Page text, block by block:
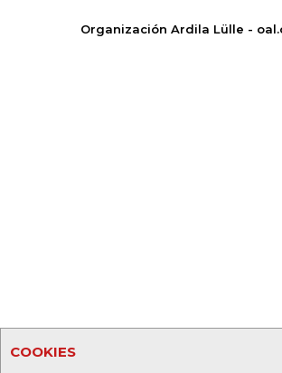
COOKIES
Organización Ardila Lülle -